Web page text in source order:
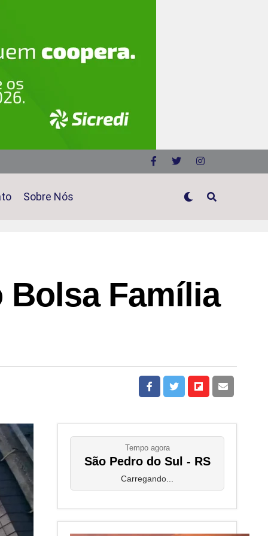
Sobre Nós
Bolsa Família
Tempo agora
São Pedro do Sul - RS
Carregando...